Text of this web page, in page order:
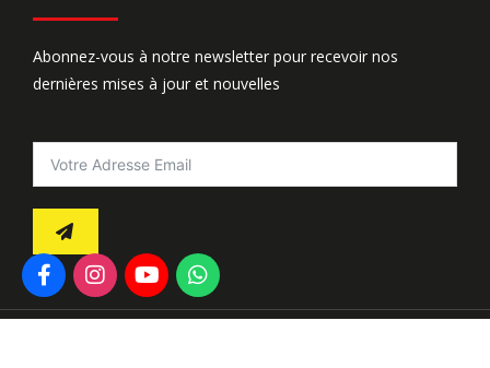
Abonnez-vous à notre newsletter pour recevoir nos
dernières mises à jour et nouvelles